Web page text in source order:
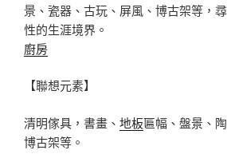
景、瓷器、古玩、屏風、博古架等，
性的生涯境界。
廚房
【聯想元素】
清明傢具，書畫、 地板匾幅、盤景、
博古架等。